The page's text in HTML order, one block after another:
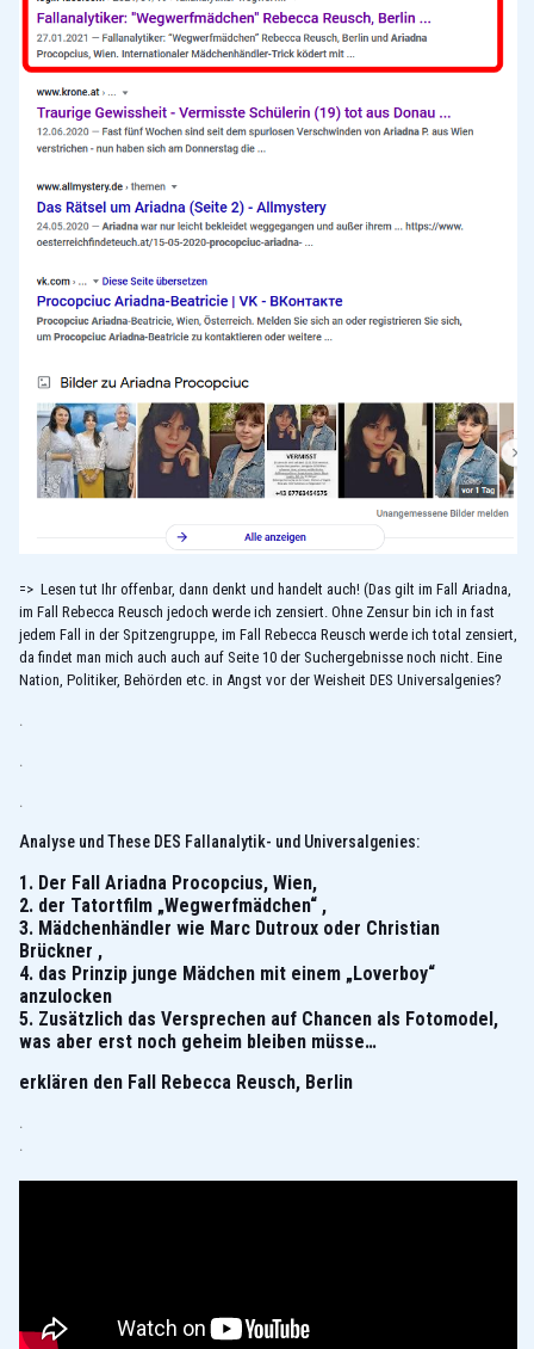
=> Lesen tut Ihr offenbar, dann denkt und handelt auch! (Das gilt im Fall Ariadna,
im Fall Rebecca Reusch jedoch werde ich zensiert. Ohne Zensur bin ich in fast
jedem Fall in der Spitzengruppe, im Fall Rebecca Reusch werde ich total zensiert,
da findet man mich auch auch auf Seite 10 der Suchergebnisse noch nicht. Eine
Nation, Politiker, Behörden etc. in Angst vor der Weisheit DES Universalgenies?
.
.
.
Analyse und These DES Fallanalytik- und Universalgenies:
1. Der Fall Ariadna Procopcius, Wien,
2. der Tatortfilm „Wegwerfmädchen“ ,
3. Mädchenhändler wie Marc Dutroux oder Christian
Brückner ,
4. das Prinzip junge Mädchen mit einem „Loverboy“
anzulocken
5. Zusätzlich das Versprechen auf Chancen als Fotomodel,
was aber erst noch geheim bleiben müsse…
erklären den Fall Rebecca Reusch, Berlin
.
.